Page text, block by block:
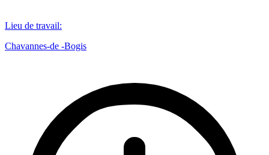
Lieu de travail:
Chavannes-de -Bogis